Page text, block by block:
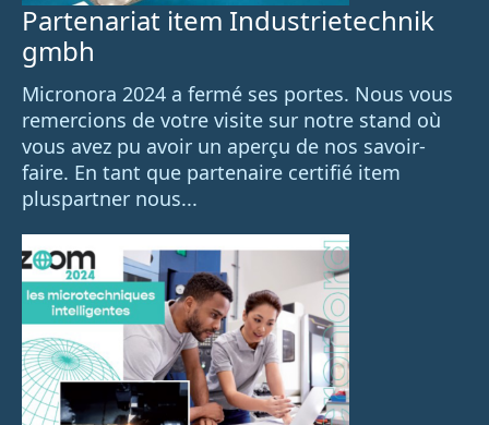
Partenariat item Industrietechnik
gmbh
Micronora 2024 a fermé ses portes. Nous vous
remercions de votre visite sur notre stand où
vous avez pu avoir un aperçu de nos savoir-
faire. En tant que partenaire certifié item
pluspartner nous...